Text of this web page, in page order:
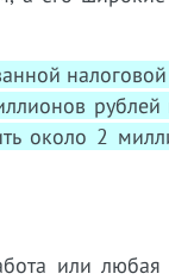
около 2
или любая